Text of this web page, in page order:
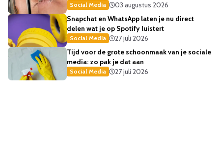
Social Media
03 augustus 2026
Snapchat en WhatsApp laten je nu direct
delen wat je op Spotify luistert
Social Media
27 juli 2026
Tijd voor de grote schoonmaak van je sociale
media: zo pak je dat aan
Social Media 27 juli 2026